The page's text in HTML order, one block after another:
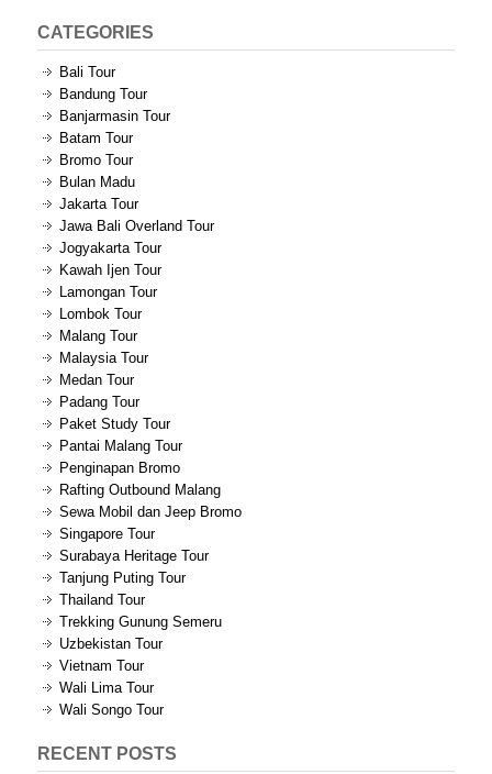
CATEGORIES
Bali Tour
Bandung Tour
Banjarmasin Tour
Batam Tour
Bromo Tour
Bulan Madu
Jakarta Tour
Jawa Bali Overland Tour
Jogyakarta Tour
Kawah Ijen Tour
Lamongan Tour
Lombok Tour
Malang Tour
Malaysia Tour
Medan Tour
Padang Tour
Paket Study Tour
Pantai Malang Tour
Penginapan Bromo
Rafting Outbound Malang
Sewa Mobil dan Jeep Bromo
Singapore Tour
Surabaya Heritage Tour
Tanjung Puting Tour
Thailand Tour
Trekking Gunung Semeru
Uzbekistan Tour
Vietnam Tour
Wali Lima Tour
Wali Songo Tour
RECENT POSTS